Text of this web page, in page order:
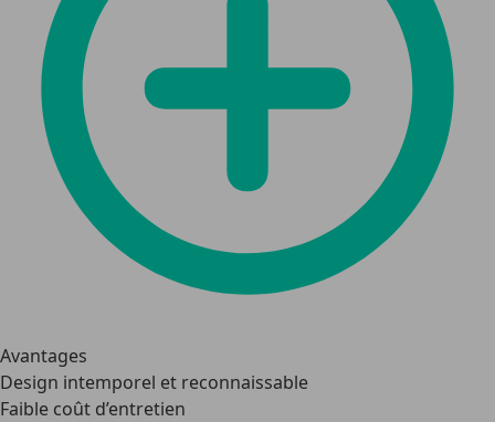
Avantages
Design intemporel et reconnaissable
Faible coût d’entretien